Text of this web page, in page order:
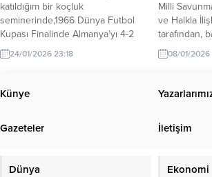
katıldığım bir koçluk
seminerinde,1966 Dünya Futbol
Kupası Finalinde Almanya’yı 4-2
gibi “tartışmalı ancak tartışmasız” bir
şekilde yenen İngiltere’nin o
Hurst ile tanışma ve sohbet fırsatı
bulmuştum. O zamanlar İngiliz Milli
istikrarsızlık sürecini devam
24/01/2026 23:18
Milli
ve Halkla
tarafından,
soruları
hakkında
askerlik
lira 4 kuruş
08/01/2026
Künye
Gazeteler İletişim
Dünya Ekonomi